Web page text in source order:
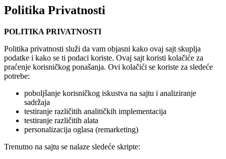
Politika Privatnosti
POLITIKA PRIVATNOSTI
Politika privatnosti služi da vam objasni kako ovaj sajt skuplja
podatke i kako se ti podaci koriste. Ovaj sajt koristi kolačiće za
praćenje korisničkog ponašanja. Ovi kolačići se koriste za sledeće
potrebe:
poboljšanje korisničkog iskustva na sajtu i analiziranje
sadržaja
testiranje različitih analitičkih implementacija
testiranje različitih alata
personalizacija oglasa (remarketing)
Trenutno na sajtu se nalaze sledeće skripte: